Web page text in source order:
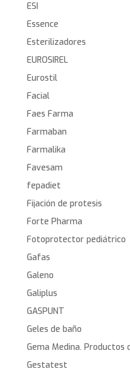
ESI
Essence
Esterilizadores
EUROSIREL
Eurostil
Facial
Faes Farma
Farmaban
Farmalika
Favesam
fepadiet
Fijación de protesis
Forte Pharma
Fotoprotector pediátrico
Gafas
Galeno
Galiplus
GASPUNT
Geles de baño
Gema Medina. Productos
Gestatest